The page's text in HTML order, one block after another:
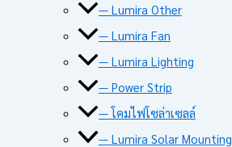
— Lumira Other
— Lumira Fan
— Lumira Lighting
— Power Strip
— โคมไฟโซล่าเซลล์
— Lumira Solar Mounting